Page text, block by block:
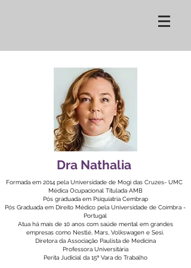
Dra Nathalia
Formada em 2014 pela Universidade de Mogi das Cruzes- UMC
Médica Ocupacional Titulada AMB
Pós graduada em Psiquiatria Cembrap
Pós Graduada em Direito Médico pela Universidade de Coimbra -
Portugal
Atua há mais de 10 anos com saúde mental em grandes
empresas como Nestlé, Mars, Volkswagen e Sesi.
Diretora da Associação Paulista de Medicina
Professora Universitária
Perita Judicial da 15ª Vara do Trabalho